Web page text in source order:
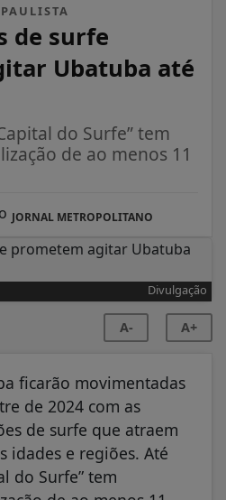
de surfe
Ubatuba até
do Surfe” tem
de ao menos 11
JORNAL METROPOLITANO
Divulgação
A- A+
ficarão movimentadas
de 2024 com as
de surfe que atraem
idades e regiões. Até
do Surfe” tem